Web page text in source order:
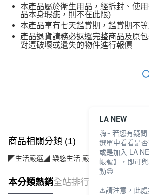
本產品屬於衛生用品，經拆封、使
品本身瑕疵，則不在此限)
本產品享有七天鑑賞期，鑑賞期不
產品退貨請務必返還完整商品及原
對遭破壞或遺失的物件進行報價
商品相關分類 (1)
◤生活嚴選◢ 樂悠生活 嚴選好物 個人護
本分類熱銷全站排行
LA NEW
嗨~ 若您有疑
選單中看看是
或是加入 LA
帳號】，即可
動😊
⚠️請注意，此處